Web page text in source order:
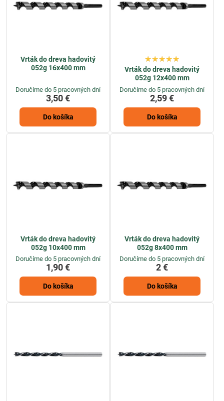
Vrták do dreva hadovitý
052g 16x400 mm
Doručíme do 5 pracovných dní
3,50 €
Do košíka
Vrták do dreva hadovitý
052g 12x400 mm
Doručíme do 5 pracovných dní
2,59 €
Do košíka
Vrták do dreva hadovitý
052g 10x400 mm
Doručíme do 5 pracovných dní
1,90 €
Do košíka
Vrták do dreva hadovitý
052g 8x400 mm
Doručíme do 5 pracovných dní
2 €
Do košíka